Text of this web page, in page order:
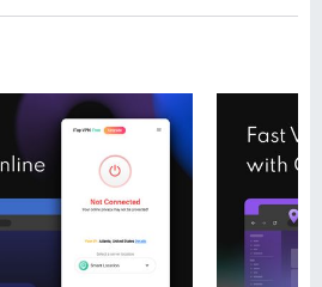
d
e
f